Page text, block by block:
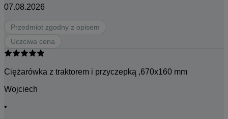
07.08.2026
Przedmiot zgodny z opisem
Uczciwa cena
Ciężarówka z traktorem i przyczepką ,670x160 mm
Wojciech
•